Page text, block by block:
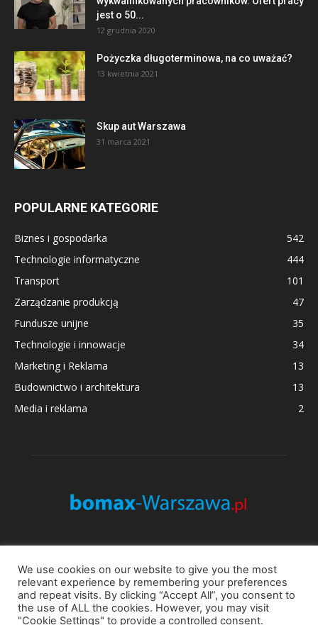
jest o 50...
12 grudnia 2020
Pożyczka długoterminowa, na co uważać?
13 kwietnia 2021
Skup aut Warszawa
31 marca 2021
POPULARNE KATEGORIE
Biznes i gospodarka
542
Technologie informatyczne
444
Transport
101
Zarządzanie produkcją
47
Fundusze unijne
35
Technologie i innowacje
34
Marketing i Reklama
13
Budownictwo i architektura
13
Media i reklama
2
O NAS
Bomax Warszawa. Strona informacyjna o firmach i
wydarzeniach biznesowych. Zapraszamy do zapoznania się z
We use cookies on our website to give you the most
relevant experience by remembering your preferences
and repeat visits. By clicking “Accept All”, you consent to
the use of ALL the cookies. However, you may visit
"Cookie Settings" to provide a controlled consent.